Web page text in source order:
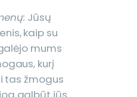
Jūsų
kaip su
mums
kurį
tas žmogus